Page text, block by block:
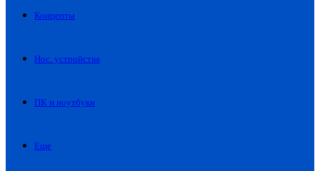
Концепты
Нос. устройства
ПК и ноутбуки
Еще